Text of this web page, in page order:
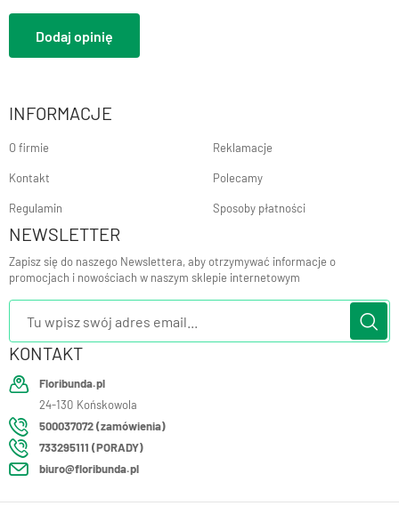
Dodaj opinię
INFORMACJE
O firmie
Kontakt
Regulamin
Reklamacje
Polecamy
Sposoby płatności
NEWSLETTER
Zapisz się do naszego Newslettera, aby otrzymywać informacje o
promocjach i nowościach w naszym sklepie internetowym
KONTAKT
Floribunda.pl
24-130 Końskowola
500037072 (zamówienia)
733295111 (PORADY)
biuro@floribunda.pl